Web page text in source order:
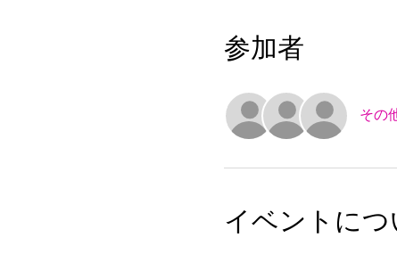
参加者
その
イベントにつ